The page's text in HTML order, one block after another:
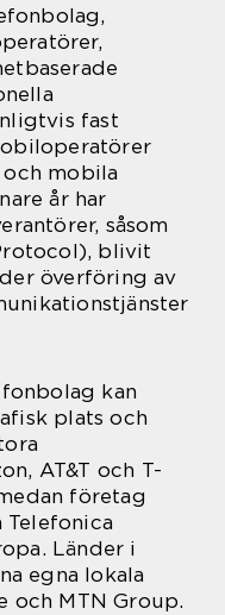
fast
mobila
år har
såsom
blivit
överföring av
kan
plats och
AT&T och T-
företag
Telefonica
Länder i
egna lokala
och MTN Group.